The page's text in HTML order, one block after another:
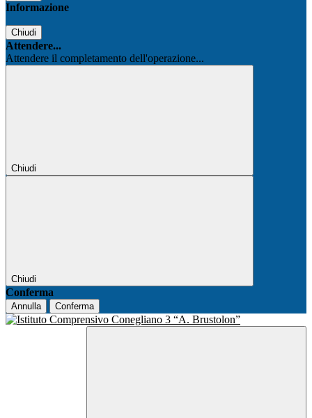
Informazione
Chiudi
Attendere...
Attendere il completamento dell'operazione...
Chiudi
Chiudi
Conferma
Annulla Conferma